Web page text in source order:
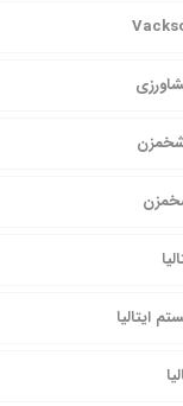
شخمزن
ایتالیا